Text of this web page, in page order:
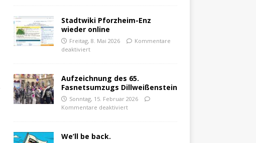
Stadtwiki Pforzheim-Enz
wieder online
Freitag, 8. Mai 2026
Kommentare
deaktiviert
Aufzeichnung des 65.
Fasnetsumzugs Dillweißenstein
Sonntag, 15. Februar 2026
Kommentare deaktiviert
We’ll be back.